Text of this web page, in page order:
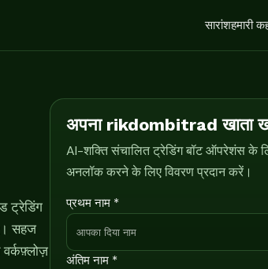
सारांशहमारी
ट्रेडिंग
सहज
अपना rikdombitrad खाता
AI-शक्ति संचालित ट्रेडिंग बॉट ऑपरेशंस के
अनलॉक करने के लिए विवरण प्रदान करें।
प्रथम नाम *
अंतिम नाम *